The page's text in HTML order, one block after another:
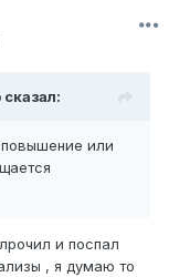
или
и поспал
, я думаю то